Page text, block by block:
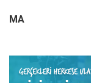
MA